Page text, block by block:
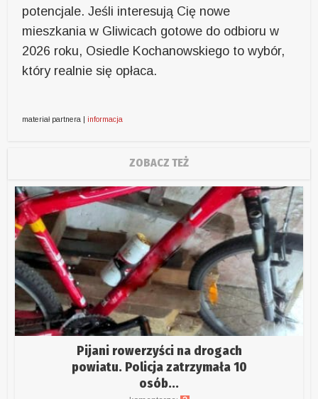
potencjale. Jeśli interesują Cię nowe
mieszkania w Gliwicach gotowe do odbioru w
2026 roku, Osiedle Kochanowskiego to wybór,
który realnie się opłaca.
materiał partnera | informacja
ZOBACZ TEŻ
Pijani rowerzyści na drogach
powiatu. Policja zatrzymała 10
osób...